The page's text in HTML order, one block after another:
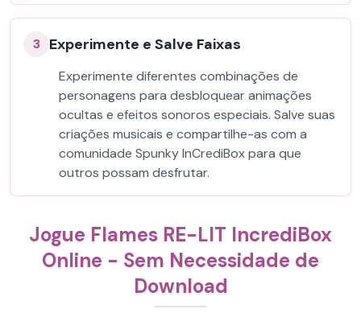
3 Experimente e Salve Faixas
Experimente diferentes combinações de
personagens para desbloquear animações
ocultas e efeitos sonoros especiais. Salve suas
criações musicais e compartilhe-as com a
comunidade Spunky InCrediBox para que
outros possam desfrutar.
Jogue Flames RE-LIT IncrediBox
Online - Sem Necessidade de
Download